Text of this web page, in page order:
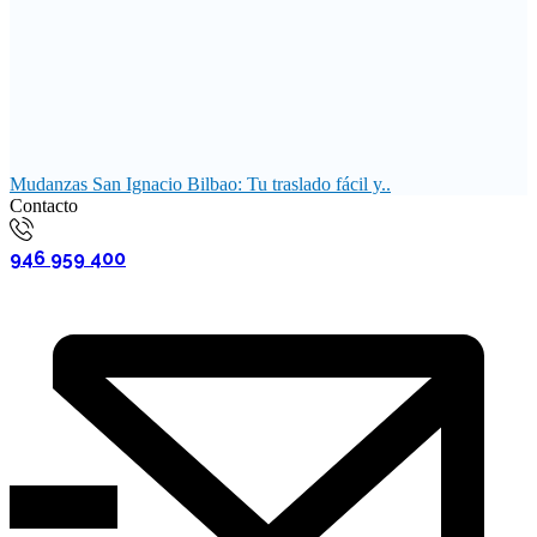
Mudanzas San Ignacio Bilbao: Tu traslado fácil y..
Contacto
946 959 400